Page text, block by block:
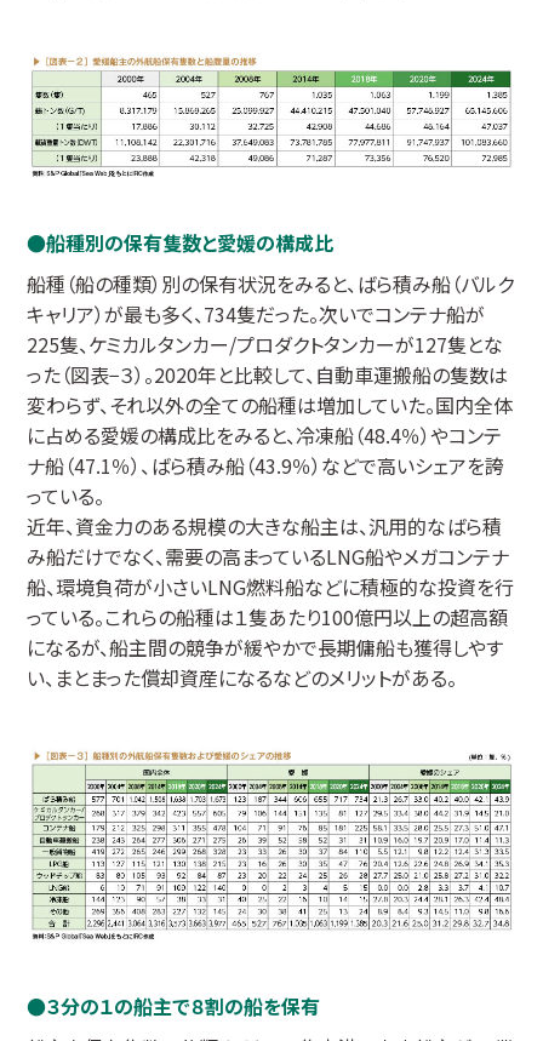
船種別の保有隻数と愛媛の構成比
船種（船の種類）別の保有状況をみると、ばら積み船（バルク
キャリア）が最も多く、734隻だった。次いでコンテナ船が
225隻、ケミカルタンカー/プロダクトタンカーが127隻とな
った（図表−３）。2020年と比較して、自動車運搬船の隻数は
変わらず、それ以外の全ての船種は増加していた。国内全体
に占める愛媛の構成比をみると、冷凍船（48.4％）やコンテ
ナ船（47.1％）、ばら積み船（43.9％）などで高いシェアを誇
っている。
近年、資金力のある規模の大きな船主は、汎用的なばら積
み船だけでなく、需要の高まっているLNG船やメガコンテナ
船、環境負荷が小さいLNG燃料船などに積極的な投資を行
っている。これらの船種は１隻あたり100億円以上の超高額
になるが、船主間の競争が緩やかで長期傭船も獲得しやす
い、まとまった償却資産になるなどのメリットがある。
３分の１の船主で８割の船を保有